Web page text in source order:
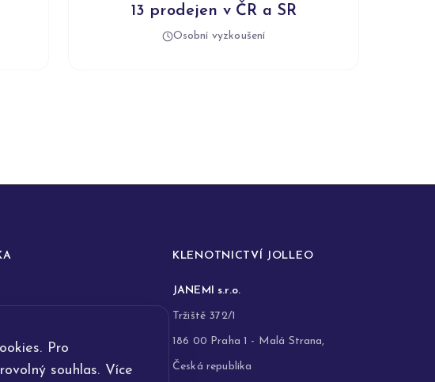
Pro
souhlas. Více
13 prodejen v ČR a SR
Osobní vyzkoušení
KLENOTNICTVÍ JOLLEO
JANEMI s.r.o.
Tržiště 372/1
186 00 Praha 1 - Malá Strana,
Česká republika